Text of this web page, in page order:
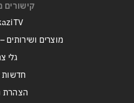
קישורים
מוצרים
גלי
חדשות
הצהרת